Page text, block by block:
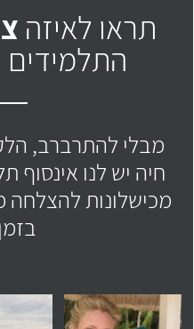
תראו לאיזה
התלמידים
מבלי להתרברב,
חיה יש לנו אינסוף